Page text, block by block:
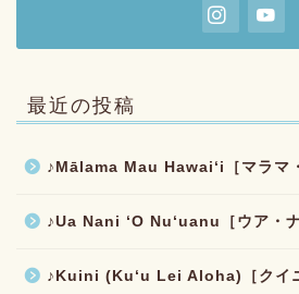
最近の投稿
♪Mālama Mau Hawaiʻi［マラマ
♪Ua Nani ʻO Nuʻuanu［ウア・
♪Kuini (Kuʻu Lei Aloha)［クイ